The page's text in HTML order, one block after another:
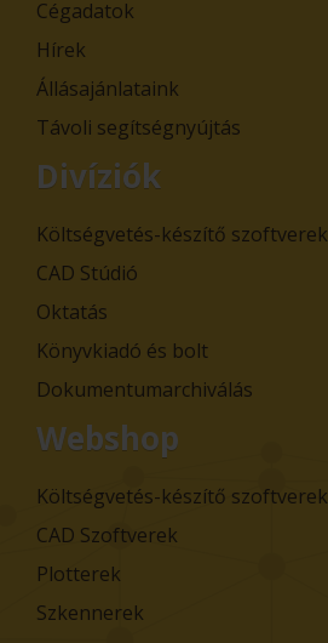
Cégadatok
Hírek
Állásajánlataink
Távoli segítségnyújtás
Divíziók
Költségvetés-készítő szoftverek
CAD Stúdió
Oktatás
Könyvkiadó és bolt
Dokumentumarchiválás
Webshop
Költségvetés-készítő szoftverek
CAD Szoftverek
Plotterek
Szkennerek